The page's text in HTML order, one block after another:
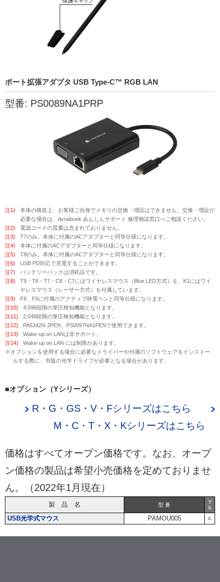
ポート拡張アダプタ USB Type-C™ RGB LAN
型番: PS0089NA1PRP
注1)
本体の構造上、お客様ご自身でメモリの交換・増設はできません。交換・増設が
必要な場合は、dynabook あんしんサポート 修理相談窓口へご相談ください。
注2)
電源コードの質量は含まれておりません。
注3)
T7のみ。本体に付属のACアダプターと同等仕様になります。
注4)
本体に付属のACアダプターと同等仕様になります。
注5)
T8のみ。本体に付属のACアダプターと同等仕様になります。
注6)
USB PD対応で充電することができます。
注7)
バッテリーパックは消耗品です。
注8)
T9・T8・T7・C8・C7にはワイヤレスマウス（Blue LED方式）を、K1にはワイ
ヤレスマウス（レーザー方式）を付属しています。
注9)
F8、F6に付属のアクティブ静電ペンと同等仕様になります。
注10)
4,096段階の筆圧検知機能となります。
注11)
2,048段階の筆圧検知機能となります。
注12)
PA5342N-2PEN、PS0097NA1PENで使用できます。
注13)
Wake-up on LANは非サポート。
注14)
Wake-up on LAN には制限があります。
※オプションを使用する場合に必要なドライバーや付属のソフトウェアをインストー
ルする際に、市販の光学ドライブが必要となる場合があります。
■オプション（Yシリーズ）
R・G・GS・V・Fシリーズはこちら
M・C・T・X・Kシリーズはこちら
価格はすべてオープン価格です。なお、オープ
ン価格の製品は希望小売価格を定めておりませ
ん。（2022年1月現在）
製 品 名 型 番
Y
6
USB光学式マウス PAMOU005 ○